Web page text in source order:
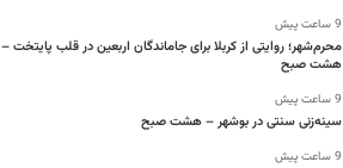
9 ساعت پیش
محرم‌شهر؛ روایتی از کربلا برای جاماندگان اربعین در قلب پایتخت –
هشت صبح
9 ساعت پیش
سینه‌زنی سنتی در بوشهر – هشت صبح
9 ساعت پیش